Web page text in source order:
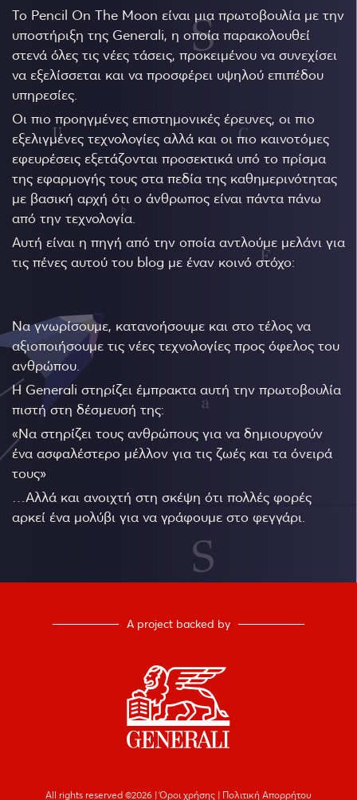
Το Pencil On The Moon είναι μια πρωτοβουλία με την
υποστήριξη της Generali, η οποία παρακολουθεί
στενά όλες τις νέες τάσεις, προκειμένου να συνεχίσει
να εξελίσσεται και να προσφέρει υψηλού επιπέδου
υπηρεσίες.
Οι πιο προηγμένες επιστημονικές έρευνες, οι πιο
εξελιγμένες τεχνολογίες αλλά και οι πιο καινοτόμες
εφευρέσεις εξετάζονται προσεκτικά υπό το πρίσμα
της εφαρμογής τους στα πεδία της καθημερινότητας
με βασική αρχή ότι ο άνθρωπος είναι πάντα πάνω
από την τεχνολογία.
Αυτή είναι η πηγή από την οποία αντλούμε μελάνι για
τις πένες αυτού του blog με έναν κοινό στόχο:
Να γνωρίσουμε, κατανοήσουμε και στο τέλος να
αξιοποιήσουμε τις νέες τεχνολογίες προς όφελος του
ανθρώπου.
Η Generali στηρίζει έμπρακτα αυτή την πρωτοβουλία
πιστή στη δέσμευσή της:
«Να στηρίζει τους ανθρώπους για να δημιουργούν
ένα ασφαλέστερο μέλλον για τις ζωές και τα όνειρά
τους»
…Αλλά και ανοιχτή στη σκέψη ότι πολλές φορές
αρκεί ένα μολύβι για να γράφουμε στο φεγγάρι.
A project backed by
All rights reserved ©2026 | Όροι χρήσης | Πολιτική Απορρήτου